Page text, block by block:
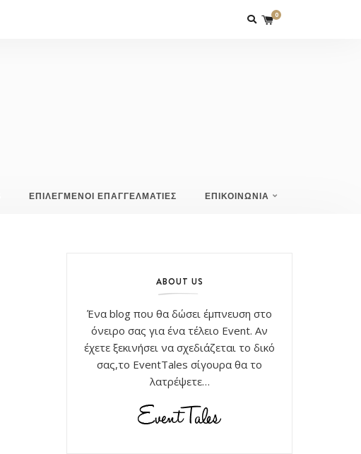
0
ΕΠΙΛΕΓΜΕΝΟΙ ΕΠΑΓΓΕΛΜΑΤΙΕΣ ΕΠΙΚΟΙΝΩΝΙΑ
ABOUT US
Ένα blog που θα δώσει έμπνευση στο
όνειρο σας για ένα τέλειο Event. Αν
έχετε ξεκινήσει να σχεδιάζεται το δικό
σας,το EventTales σίγουρα θα το
λατρέψετε…